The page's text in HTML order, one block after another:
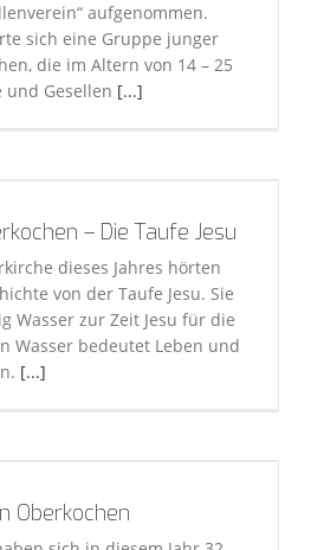
aufgenommen.
sich eine Gruppe junger
die im Altern von 14 – 25
und Gesellen [...]
– Die Taufe Jesu
dieses Jahres hörten
von der Taufe Jesu. Sie
Wasser zur Zeit Jesu für die
Wasser bedeutet Leben und
[...]
Oberkochen